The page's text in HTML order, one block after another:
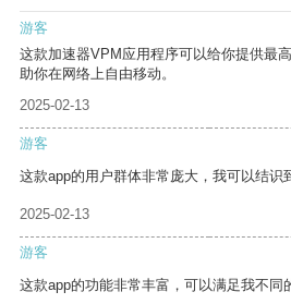
游客
这款加速器VPM应用程序可以给你提供最
助你在网络上自由移动。
2025-02-13
游客
这款app的用户群体非常庞大，我可以结识
2025-02-13
游客
这款app的功能非常丰富，可以满足我不同